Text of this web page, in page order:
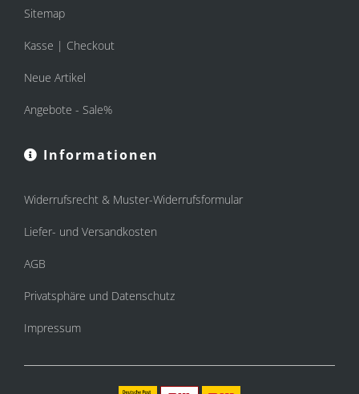
Sitemap
Kasse | Checkout
Neue Artikel
Angebote - Sale%
Informationen
Widerrufsrecht & Muster-Widerrufsformular
Liefer- und Versandkosten
AGB
Privatsphäre und Datenschutz
Impressum